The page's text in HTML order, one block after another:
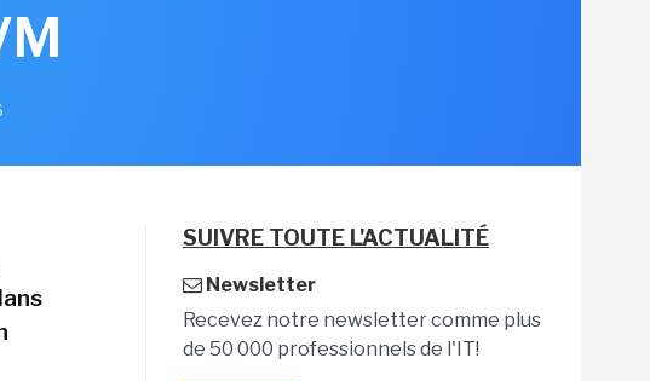
SUIVRE TOUTE L'ACTUALITÉ
Newsletter
Recevez notre newsletter comme plus
de 50 000 professionnels de l'IT!